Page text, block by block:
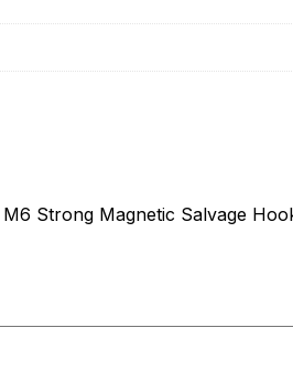
Strong Magnetic Salvage